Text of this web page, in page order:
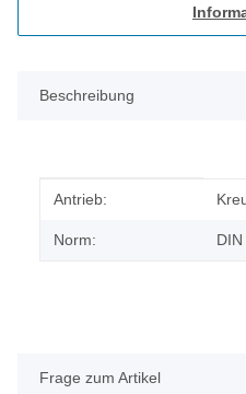
Beschreibung
Produkteigenschaft
Wert
Antrieb:
Norm:
Frage zum Artikel